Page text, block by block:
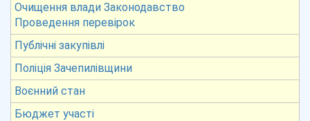
Очищення влади Законодавство
Проведення перевірок
Публічні закупівлі
Поліція Зачепилівщини
Воєнний стан
Бюджет участі